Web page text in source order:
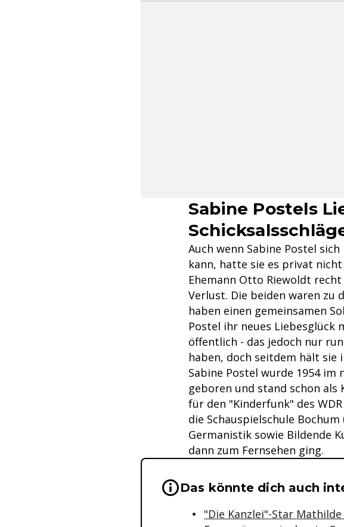
Sabine Postels
Auch wenn Sabine Postel
kann, hatte sie es privat
Ehemann Otto Riewoldt
Verlust. Die beiden waren zu
haben einen gemeinsamen
Postel ihr neues Liebesglück
öffentlich - das jedoch nur
haben, doch seitdem hält sie
Sabine Postel wurde 1954 im
geboren und stand schon als
für den "Kinderfunk" des
die Schauspielschule
Germanistik sowie Bildende
dann zum Fernsehen ging.
Wichtige Hinweise &
Das könnte dich auch
"Die Kanzlei"-Star